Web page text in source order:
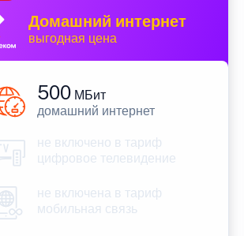
Домашний интернет
выгодная цена
500 МБит
домашний интернет
не включено в тариф
цифровое телевидение
не включена в тариф
мобильная связь